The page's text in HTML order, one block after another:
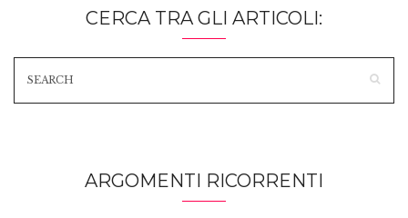
CERCA TRA GLI ARTICOLI:
ARGOMENTI RICORRENTI